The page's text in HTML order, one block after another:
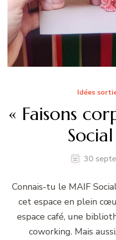
Idées
« Faisons
30
Connais-tu le MAIF
cet espace en plein
espace café, une
coworking. Mais